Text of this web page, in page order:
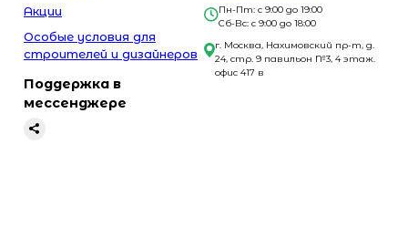
Акции
Особые условия для
строителей и дизайнеров
Поддержка в
мессенджере
Пн-Пт: с 9:00 до 19:00
Сб-Вс: с 9:00 до 18:00
г. Москва, Нахимовский пр-т, д.
24, стр. 9 павильон №3, 4 этаж.
офис 417 в